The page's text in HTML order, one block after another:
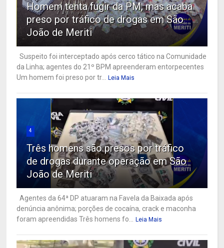
Homem tenta fugir da PM, mas acaba
preso por tráfico de drogas em São
João de Meriti
Suspeito foi interceptado após cerco tático na Comunidade
da Linha; agentes do 21º BPM apreenderam entorpecentes
Um homem foi preso por tr...
Leia Mais
4
Três homens são presos por tráfico
de drogas durante operação em São
João de Meriti
Agentes da 64ª DP atuaram na Favela da Baixada após
denúncia anônima; porções de cocaína, crack e maconha
foram apreendidas Três homens fo...
Leia Mais